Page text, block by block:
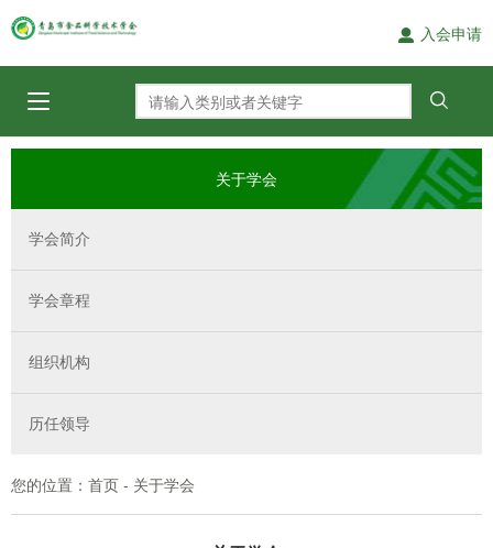
入会申请
关于学会
学会简介
学会章程
组织机构
历任领导
您的位置： 首页 - 关于学会